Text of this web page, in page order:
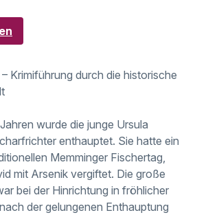
Krimiführung durch die historische
wurde die junge Ursula
enthauptet. Sie hatte ein
Memminger Fischertag,
mit Arsenik vergiftet. Die große
bei der Hinrichtung in fröhlicher
der gelungenen Enthauptung